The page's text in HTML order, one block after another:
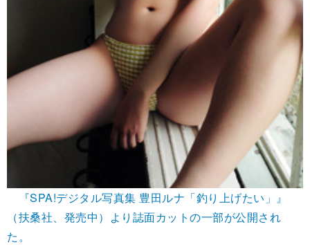
『SPA!デジタル写真集 豊田ルナ「釣り上げたい」』
（扶桑社、発売中）より誌面カットの一部が公開され
た。